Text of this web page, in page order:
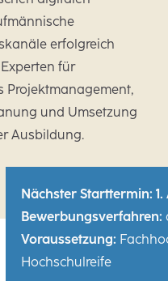
erfolgreich
für
Projektmanagement,
und Umsetzung
Ausbildung.
Nächster Starttermin: 1.
Bewerbungsverfahren:
Voraussetzung:
Hochschulreife